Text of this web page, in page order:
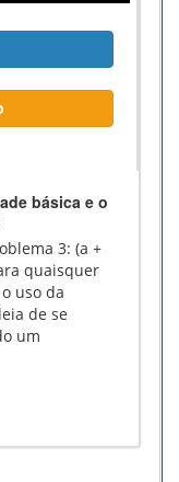
básica e o
3: (a +
quaisquer
uso da
de se
um